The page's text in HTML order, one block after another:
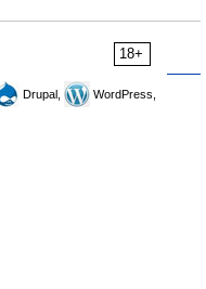
18+
Drupal,
WordPress,